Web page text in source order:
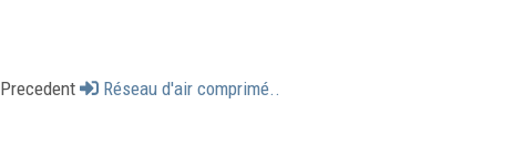
Precedent Réseau d'air comprimé..